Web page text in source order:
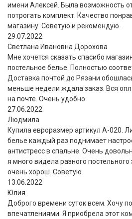
имени Алексей. Была возможность
потрогать комплект. Качество
магазину. Советую и рекомендую.
29.07.2022
Светлана Ивановна Дорохова
Мне хочется сказать спасибо
постельное белье. Полностью
Доставка почтой до Рязани
меньше недели ждала заказ. Вся
на почте. Очень удобно.
27.06.2022
Людмила
Купила евроразмер артикул А-020.
белье каждый раз поднимает
антистресс в спальне. Очень
я много видела разного
очень хорош. Советую.
13.06.2022
Юлия
Доброго времени суток всем. Хочу
впечатлениями. Я приобрела этот